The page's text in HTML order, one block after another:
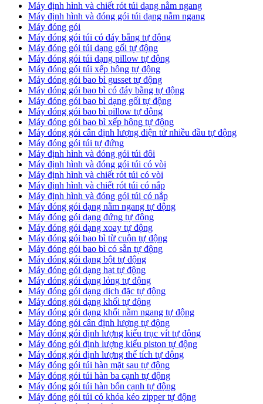
Máy định hình và chiết rót túi dạng nằm ngang
Máy định hình và đóng gói túi dạng nằm ngang
Máy đóng gói
Máy đóng gói túi có đáy bằng tự động
Máy đóng gói túi dạng gối tự động
Máy đóng gói túi dạng pillow tự động
Máy đóng gói túi xếp hông tự động
Máy đóng gói bao bì gusset tự động
Máy đóng gói bao bì có đáy bằng tự động
Máy đóng gói bao bì dạng gối tự động
Máy đóng gói bao bì pillow tự động
Máy đóng gói bao bì xếp hông tự động
Máy đóng gói cân định lượng điện tử nhiều đầu tự động
Máy đóng gói túi tự đứng
Máy định hình và đóng gói túi đôi
Máy định hình và đóng gói túi có vòi
Máy định hình và chiết rót túi có vòi
Máy định hình và chiết rót túi có nắp
Máy định hình và đóng gói túi có nắp
Máy đóng gói dạng nằm ngang tự động
Máy đóng gói dạng đứng tự động
Máy đóng gói dạng xoay tự động
Máy đóng gói bao bì từ cuộn tự động
Máy đóng gói bao bì có sẵn tự động
Máy đóng gói dạng bột tự động
Máy đóng gói dạng hạt tự động
Máy đóng gói dạng lỏng tự động
Máy đóng gói dạng dịch đặc tự động
Máy đóng gói dạng khối tự động
Máy đóng gói dạng khối nằm ngang tự động
Máy đóng gói cân định lượng tự động
Máy đóng gói định lượng kiểu trục vít tự động
Máy đóng gói định lượng kiểu piston tự động
Máy đóng gói định lượng thể tích tự động
Máy đóng gói túi hàn mặt sau tự động
Máy đóng gói túi hàn ba cạnh tự động
Máy đóng gói túi hàn bốn cạnh tự động
Máy đóng gói túi có khóa kéo zipper tự động